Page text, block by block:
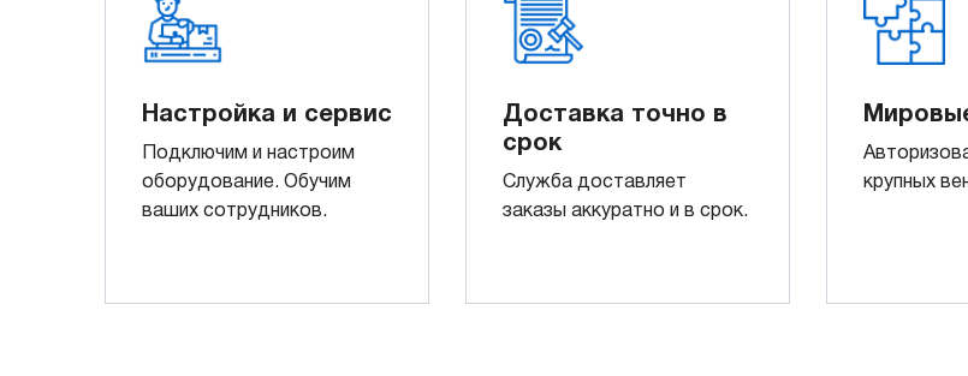
Настройка и сервис
Подключим и настроим
оборудование. Обучим
ваших сотрудников.
Доставка точно в
срок
Служба доставляет
заказы аккуратно и в срок.
крупных